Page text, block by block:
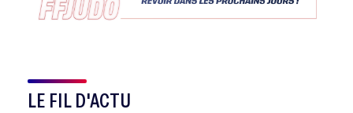
LE FIL D'ACTU